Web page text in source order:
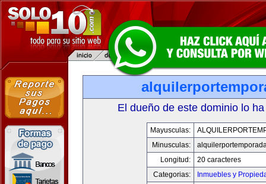
El dueño de este dominio lo
Mayusculas:
Minusculas:
Longitud:
20 caracteres
Categorias:
Inmuebles y